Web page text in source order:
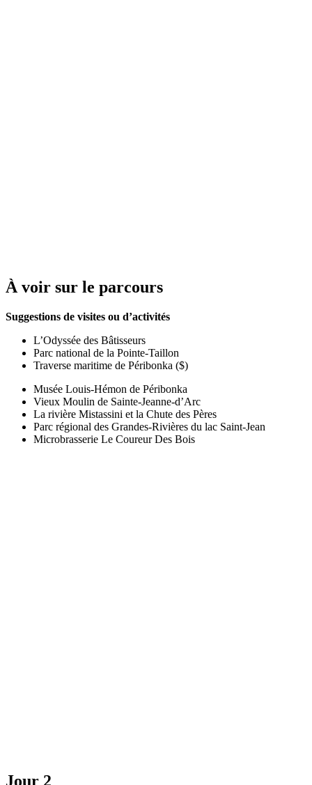
À voir sur le parcours
Suggestions de visites ou d’activités
L’Odyssée des Bâtisseurs
Parc national de la Pointe-Taillon
Traverse maritime de Péribonka ($)
Musée Louis-Hémon de Péribonka
Vieux Moulin de Sainte-Jeanne-d’Arc
La rivière Mistassini et la Chute des Pères
Parc régional des Grandes-Rivières du lac Saint-Jean
Microbrasserie Le Coureur Des Bois
Jour 2